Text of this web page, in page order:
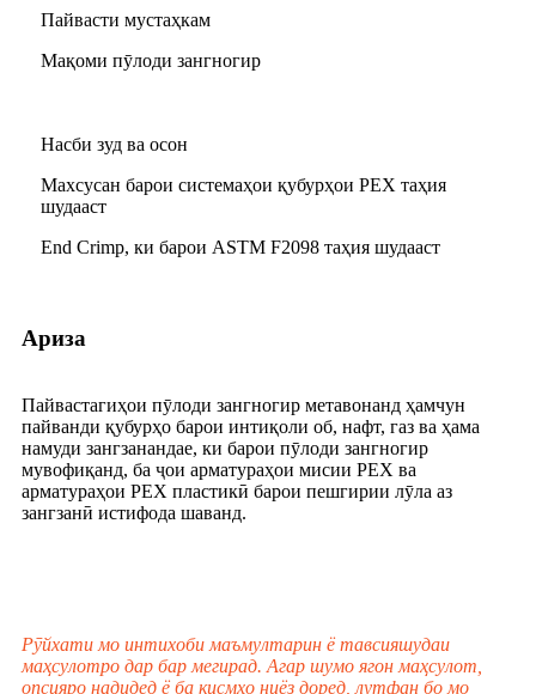
Пайвасти мустаҳкам
Мақоми пӯлоди зангногир
Насби зуд ва осон
Махсусан барои системаҳои қубурҳои PEX таҳия
шудааст
End Crimp, ки барои ASTM F2098 таҳия шудааст
Ариза
Пайвастагиҳои пӯлоди зангногир метавонанд ҳамчун
пайванди қубурҳо барои интиқоли об, нафт, газ ва ҳама
намуди зангзанандае, ки барои пӯлоди зангногир
мувофиқанд, ба ҷои арматураҳои мисии PEX ва
арматураҳои PEX пластикӣ барои пешгирии лӯла аз
зангзанӣ истифода шаванд.
Рӯйхати мо интихоби маъмултарин ё тавсияшудаи
маҳсулотро дар бар мегирад. Агар шумо ягон маҳсулот,
опсияро надидед ё ба қисмҳо ниёз доред, лутфан бо мо